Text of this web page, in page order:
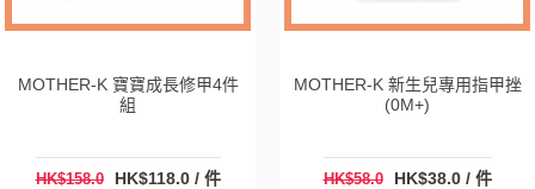
MOTHER-K 寶寶成長修甲4件
組
HK$158.0 HK$118.0 / 件
MOTHER-K 新生兒專用指甲挫
(0M+)
HK$58.0 HK$38.0 / 件